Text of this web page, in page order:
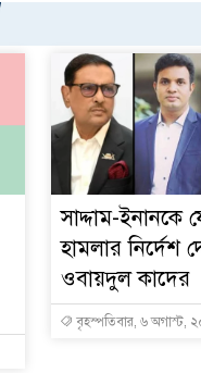
সাদ্দাম-ইনানকে
হামলার নির্দেশ
ওবায়দুল কাদের
বৃহস্পতিবার, ৬ অগাস্ট,